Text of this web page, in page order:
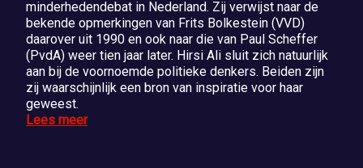
minderhedendebat in Nederland. Zij verwijst naar de
bekende opmerkingen van Frits Bolkestein (VVD)
daarover uit 1990 en ook naar die van Paul Scheffer
(PvdA) weer tien jaar later. Hirsi Ali sluit zich natuurlijk
aan bij de voornoemde politieke denkers. Beiden zijn
zij waarschijnlijk een bron van inspiratie voor haar
geweest.
Lees meer